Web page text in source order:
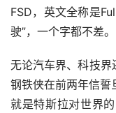
FSD，英文全称是
驶”，一个字都不差。
无论汽车界、科技界
钢铁侠在前两年信誓
就是特斯拉对世界